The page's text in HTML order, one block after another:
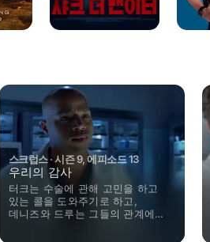
스크럽스 · 시즌 9, 에피소드 13
우리의 감사
터크는 수술에 관해 고민을 하고
있는 콜을 도와주기로 하고,
데니즈와 드루는 그들의 관계에